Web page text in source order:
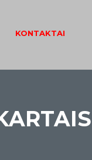
KONTAKTAI